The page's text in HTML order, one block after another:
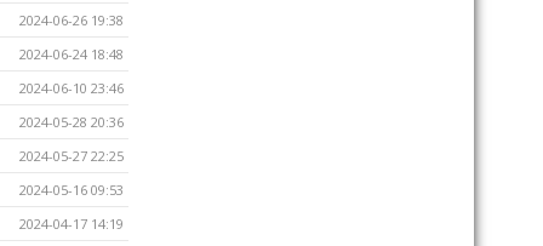
2024-06-26 19:38
2024-06-24 18:48
2024-06-10 23:46
2024-05-28 20:36
2024-05-27 22:25
2024-05-16 09:53
2024-04-17 14:19